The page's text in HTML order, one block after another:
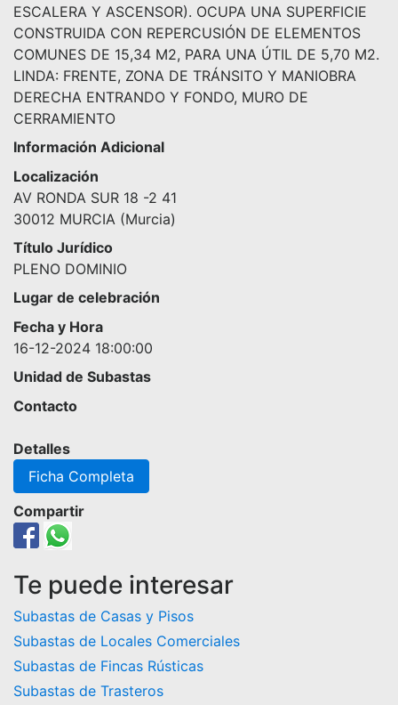
ESCALERA Y ASCENSOR). OCUPA UNA SUPERFICIE
CONSTRUIDA CON REPERCUSIÓN DE ELEMENTOS
COMUNES DE 15,34 M2, PARA UNA ÚTIL DE 5,70 M2.
LINDA: FRENTE, ZONA DE TRÁNSITO Y MANIOBRA
DERECHA ENTRANDO Y FONDO, MURO DE
CERRAMIENTO
Información Adicional
Localización
AV RONDA SUR 18 -2 41
30012 MURCIA (Murcia)
Título Jurídico
PLENO DOMINIO
Lugar de celebración
Fecha y Hora
16-12-2024 18:00:00
Unidad de Subastas
Contacto
Detalles
Ficha Completa
Compartir
Te puede interesar
Subastas de Casas y Pisos
Subastas de Locales Comerciales
Subastas de Fincas Rústicas
Subastas de Trasteros